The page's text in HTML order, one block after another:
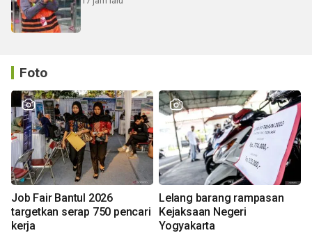
Foto
Job Fair Bantul 2026
targetkan serap 750 pencari
kerja
Lelang barang rampasan
Kejaksaan Negeri
Yogyakarta